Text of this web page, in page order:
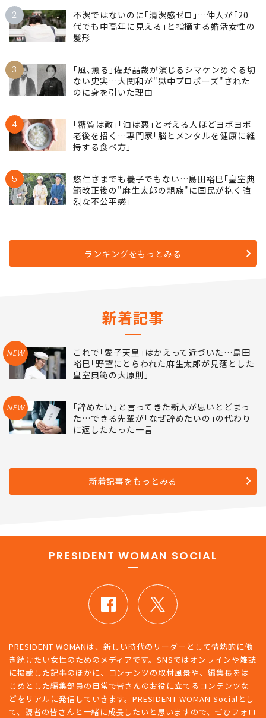
2
不潔ではないのに｢清潔感ゼロ｣…仲人が｢20
代でも中高年に見える｣と指摘する婚活女性の
髪形
3
｢風､薫る｣佐野晶哉が演じるシマケンめぐる切
ない史実…大関和が"獄中プロポーズ"された
のに身を引いた理由
4
｢糖質は敵｣｢油は悪｣と考える人ほどヨボヨボ
老後を招く…専門家｢脳とメンタルを健康に維
持する食べ方｣
5
悠仁さまでも養子でもない…島田裕巳｢皇室典
範改正後の"麻生太郎の親族"に国民が抱く強
烈な不公平感｣
ランキングをもっとみる
新着記事
NEW
これで｢愛子天皇｣はかえって近づいた…島田
裕巳｢野望にとらわれた麻生太郎が見落とした
皇室典範の大原則｣
NEW
｢辞めたい｣と言ってきた新人が思いとどまっ
た…できる先輩が｢なぜ辞めたいの｣の代わり
に返したたった一言
新着記事をもっとみる
PRESIDENT WOMAN SOCIAL
PRESIDENT WOMANは、新しい時代のリーダーとして情熱的に働
き続けたい女性のためのメディアです。SNSではオンラインや雑誌
に掲載した記事のほかに、コンテンツの取材風景や、編集長をは
じめとした編集部員の日常で皆さんのお役に立てるコンテンツな
どをリアルに発信していきます。PRESIDENT WOMAN Socialとし
て、読者の皆さんと一緒に成長したいと思いますので、ぜひフォロ